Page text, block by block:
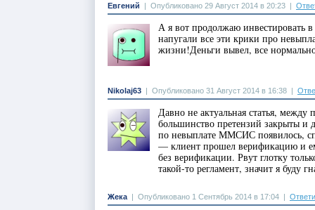
Евгений | Опубликовано 29 Август 2014 в 20:23 |
А я вот продолжаю инвестировать
напугали все эти крики про
жизни!Деньги вывел, все
Nikolaj63 | Опубликовано 31 Август 2014 в 16:38 |
Давно не актуальная статья,
большинство претензий закрыты
по невыплате ММСИС появилось,
— клиент прошел верификацию и
без верификации. Рвут глотку
такой-то регламент, значит я буду
Жека | Опубликовано 1 Сентябрь 2014 в 17:04 |